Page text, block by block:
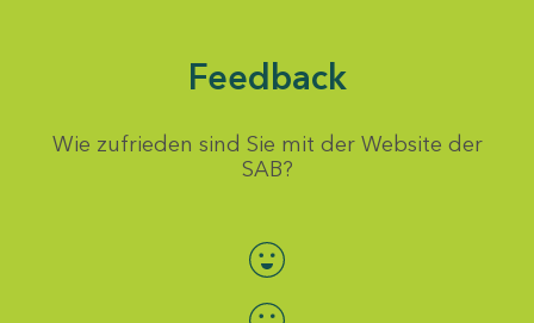
Feedback
Wie zufrieden sind Sie mit der Website der
SAB?
Bewertung auswählen